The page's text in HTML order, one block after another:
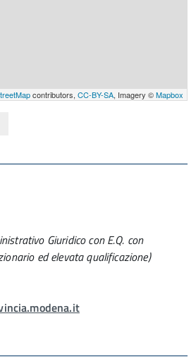
contributors, CC-BY-SA, Imagery ©Mapbox
Giuridico con E.Q. con
ed elevata qualificazione)